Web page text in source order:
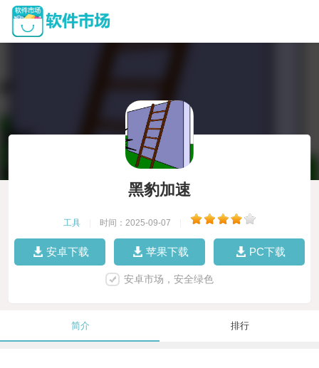
黑豹加速
工具 时间：2025-09-07
安卓下载 苹果下载 PC下载
安卓市场，安全绿色
简介 排行